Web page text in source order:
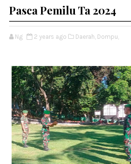
Pasca Pemilu Ta 2024
Ng 2 years ago Daerah, Dompu,